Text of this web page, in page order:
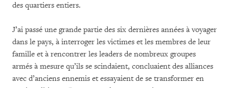
des quartiers entiers.
J’ai passé une grande partie des six dernières années à voyager
dans le pays, à interroger les victimes et les membres de leur
famille et à rencontrer les leaders de nombreux groupes
armés à mesure qu’ils se scindaient, concluaient des alliances
avec d’anciens ennemis et essayaient de se transformer en